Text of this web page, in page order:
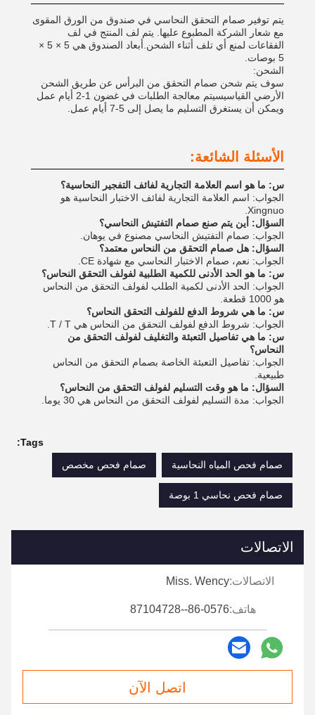
يتم توفير صمام التحقق النحاسي في صندوق من الورق المقوى
مع شعار الشركة المطبوع عليها. يتم لف المنتج في لف
الفقاعات لمنع أي تلف أثناء الشحن.أبعاد الصندوق هي 5 × 5 ×
5 بوصات.
الشحن:
سوف يتم شحن صمام التحقق من البرأس عن طريق الشحن
الأرضي القياسيسيتم معالجة الطلبات في غضون 1-2 أيام عمل
ويمكن أن يستغرق التسليم ما يصل إلى 5-7 أيام عمل.
الأسئلة الشائعة:
س: ما هو اسم العلامة التجارية لفائف التفجير النحاسية؟
الجواب: اسم العلامة التجارية لفائف الاختبار النحاسية هو
Xingnuo.
السؤال: أين يتم صنع صمام التفتيش النحاسي؟
الجواب: صمام التفتيش النحاسي مصنوع في يوهان.
السؤال: هل صمام التحقق من النحاس معتمد؟
الجواب: نعم، صمام الاختبار النحاسي مع شهادة CE.
س: ما هو الحد الأدنى للكمية الطلبية لفولف التحقق النحاس؟
الجواب: الحد الأدنى لكمية الطلب لفولف التحقق من النحاس
هو 1000 قطعة.
س: ما هي شروط الدفع للفولف التحقق النحاس؟
الجواب: شروط الدفع لفولف التحقق من النحاس هي T / T.
س: ما هي تفاصيل التعبئة والتغليف لفولف التحقق من
النحاس؟
الجواب: تفاصيل التعبئة الخاصة بصمام التحقق من النحاس
طبيعية.
السؤال: ما هو وقت التسليم لفولف التحقق من النحاس؟
الجواب: مدة التسليم لفولف التحقق من النحاس هي 30 يوما.
Tags:
صمام فحص المياه النحاسية
صمام فحص مخصص
صمام فحص نحاسي 1 بوصة
الاتصالات
الاتصالات:Miss. Wency
هاتف:86-0576--87104728
اتصل الآن